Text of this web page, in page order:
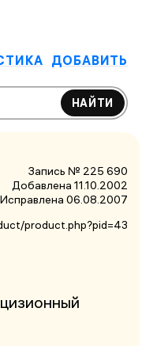
ДОБАВИТЬ
НАЙТИ
Запись № 225 690
Добавлена 11.10.2002
Исправлена 06.08.2007
product.php?pid=43